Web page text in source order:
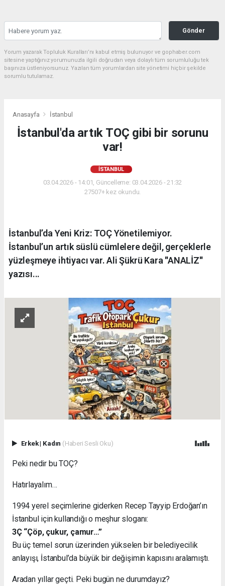
Gönder
Yorum yazarak Topluluk Kuralları’nı kabul etmiş bulunuyor ve gophaber.com
sitesine yaptığınız yorumunuzla ilgili doğrudan veya dolaylı tüm sorumluluğu tek
başınıza üstleniyorsunuz. Yazılan tüm yorumlardan site yönetimi hiçbir şekilde
sorumlu tutulamaz.
Anasayfa İstanbul
İstanbul'da artık TOÇ gibi bir sorunu
var!
İSTANBUL
03.04.2026 - 14:01, Güncelleme: 03.04.2026 - 21:32
27507+ kez okundu.
İstanbul’da Yeni Kriz: TOÇ Yönetilemiyor.
İstanbul’un artık süslü cümlelere değil, gerçeklerle
yüzleşmeye ihtiyacı var. Ali Şükrü Kara ''ANALİZ''
yazısı...
Erkek| Kadın (Haberi Sesli Oku)
Peki nedir bu TOÇ?
Hatırlayalım…
1994 yerel seçimlerine giderken Recep Tayyip Erdoğan’ın
İstanbul için kullandığı o meşhur sloganı:
3Ç “Çöp, çukur, çamur…”
Bu üç temel sorun üzerinden yükselen bir belediyecilik
anlayışı, İstanbul’da büyük bir değişimin kapısını aralamıştı.
Aradan yıllar geçti. Peki bugün ne durumdayız?